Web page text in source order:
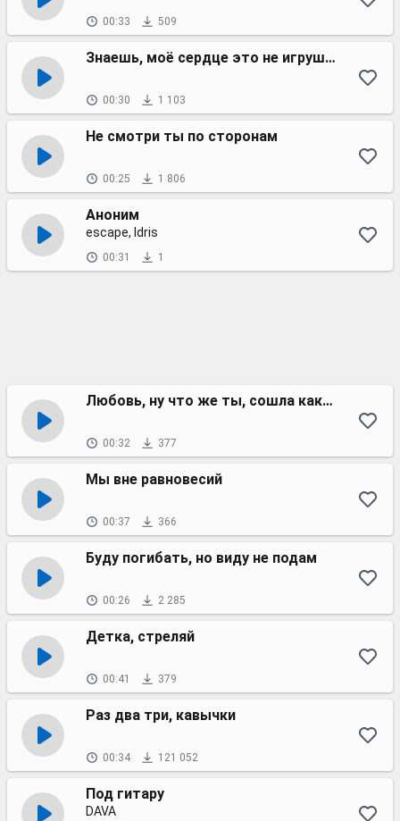
00:33 509
Знаешь, моё сердце это не игрушки
00:30 1 103
Не смотри ты по сторонам
00:25 1 806
Аноним
escape, Idris
00:31 1
Любовь, ну что же ты, сошла как лавина
00:32 377
Мы вне равновесий
00:37 366
Буду погибать, но виду не подам
00:26 2 285
Детка, стреляй
00:41 379
Раз два три, кавычки
00:34 121 052
Под гитару
DAVA